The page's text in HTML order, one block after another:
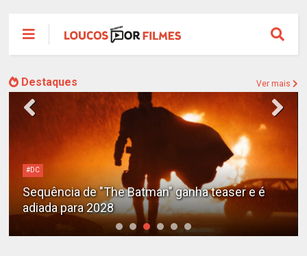
Destaques Ver mais
#DC
Sequência de "The Batman" ganha teaser e é
adiada para 2028